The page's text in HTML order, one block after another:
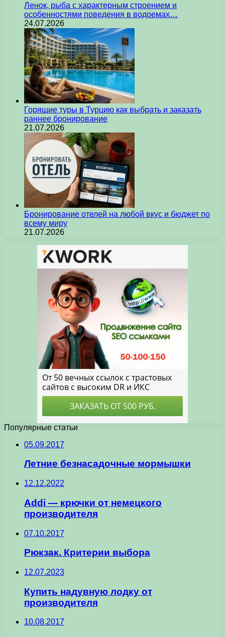
Ленок, рыба с характерным строением и
особенностями поведения в водоемах…
24.07.2026
Горящие туры в Турцию как выбрать и заказать
раннее бронирование
21.07.2026
Бронирование отелей на любой вкус и бюджет по
всему миру
21.07.2026
Популярные статьи
05.09.2017
Летние безнасадочные мормышки
12.12.2022
Addi — крючки от немецкого
производителя
07.10.2017
Рюкзак. Критерии выбора
12.07.2023
Купить надувную лодку от
производителя
10.08.2017